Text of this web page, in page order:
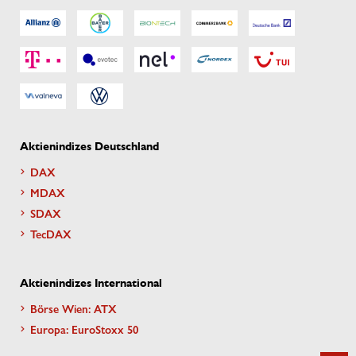
Aktienindizes Deutschland
DAX
MDAX
SDAX
TecDAX
Aktienindizes International
Börse Wien: ATX
Europa: EuroStoxx 50